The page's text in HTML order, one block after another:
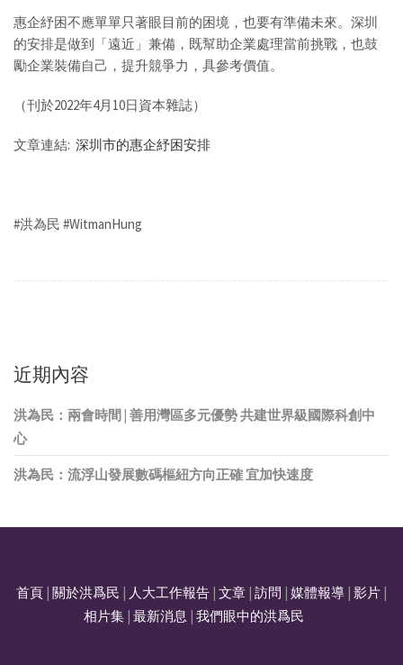
惠企紓困不應單單只著眼目前的困境，也要有準備未來。深圳
的安排是做到「遠近」兼備，既幫助企業處理當前挑戰，也鼓
勵企業裝備自己，提升競爭力，具參考價值。
（刊於2022年4月10日資本雜誌）
文章連結: 深圳市的惠企紓困安排
#洪為民 #WitmanHung
近期內容
洪為民：兩會時間 | 善用灣區多元優勢 共建世界級國際科創中
心
洪為民：流浮山發展數碼樞紐方向正確 宜加快速度
首頁 關於洪爲民 人大工作報告 文章 訪問 媒體報導 影片
相片集| 最新消息 我們眼中的洪爲民